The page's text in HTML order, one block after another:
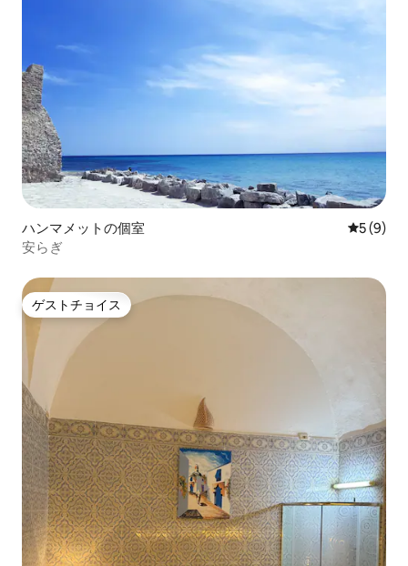
ハンマメットの個室 レビュー
5 (9)
安らぎ
ゲストチョイス
ゲストチョイス